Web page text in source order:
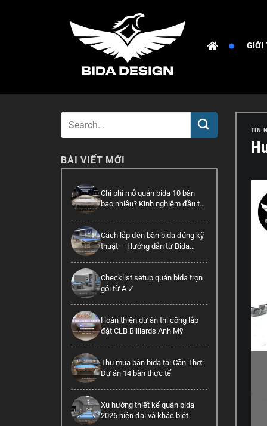
GIỚI
BÀI VIẾT MỚI
Chi phí mở quán bida 10 bàn
bao nhiêu? Kinh nghiệm đầu tư
Cách lắp đèn bàn bida đúng kỹ
thuật – Hướng dẫn từ Bida
Checklist setup quán bida trọn
gói từ A-Z
Hoàn thiện dự án thi công lắp
đặt CLB Billiards Anh Mỹ
Thu mua bàn bida tại Cần Thơ:
Dự án 14 bàn thực tế
Xu hướng thiết kế quán bida
2026 hiện đại và khác biệt
TIN